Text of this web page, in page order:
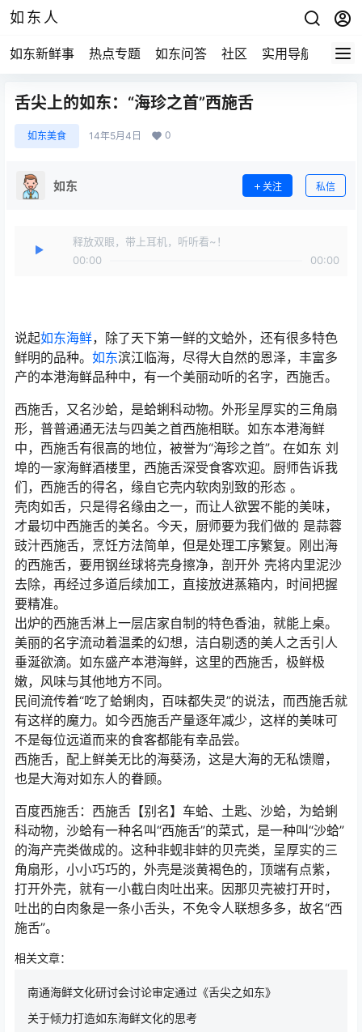
如东人
如东新鲜事 热点专题 如东问答 社区 实用导航 如东
舌尖上的如东：“海珍之首”西施舌
如东美食 14年5月4日 0
如东 关注 私信
释放双眼，带上耳机，听听看~！
00:00
00:00
说起如东海鲜，除了天下第一鲜的文蛤外，还有很多特色
鲜明的品种。 如东滨江临海，尽得大自然的恩泽，丰富多
产的本港海鲜品种中，有一个美丽动听的名字，西施舌。
西施舌，又名沙蛤，是蛤蜊科动物。外形呈厚实的三角扇
形，普普通通无法与四美之首西施相联。如东本港海鲜
中，西施舌有很高的地位，被誉为“海珍之首”。在如东 刘
埠的一家海鲜酒楼里，西施舌深受食客欢迎。厨师告诉我
们，西施舌的得名，缘自它壳内软肉别致的形态 。
壳肉如舌，只是得名缘由之一，而让人欲罢不能的美味，
才最切中西施舌的美名。今天，厨师要为我们做的 是蒜蓉
豉汁西施舌，烹饪方法简单，但是处理工序繁复。刚出海
的西施舌，要用钢丝球将壳身擦净，剖开外 壳将内里泥沙
去除，再经过多道后续加工，直接放进蒸箱内，时间把握
要精准。
出炉的西施舌淋上一层店家自制的特色香油，就能上桌。
美丽的名字流动着温柔的幻想，洁白剔透的美人之舌引人
垂涎欲滴。如东盛产本港海鲜，这里的西施舌，极鲜极
嫩，风味与其他地方不同。
民间流传着“吃了蛤蜊肉，百味都失灵”的说法，而西施舌就
有这样的魔力。如今西施舌产量逐年减少，这样的美味可
不是每位远道而来的食客都能有幸品尝。
西施舌，配上鲜美无比的海葵汤，这是大海的无私馈赠，
也是大海对如东人的眷顾。
百度西施舌：西施舌【别名】车蛤、土匙、沙蛤，为蛤蜊
科动物，沙蛤有一种名叫“西施舌”的菜式，是一种叫“沙蛤”
的海产壳类做成的。这种非蚬非蚌的贝壳类，呈厚实的三
角扇形，小小巧巧的，外壳是淡黄褐色的，顶端有点紫，
打开外壳，就有一小截白肉吐出来。因那贝壳被打开时，
吐出的白肉象是一条小舌头，不免令人联想多多，故名“西
施舌”。
相关文章：
南通海鲜文化研讨会讨论审定通过《舌尖之如东》
关于倾力打造如东海鲜文化的思考